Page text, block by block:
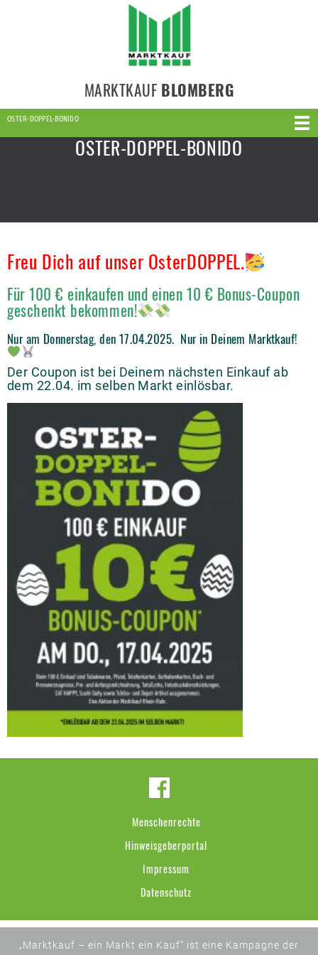
MARKTKAUF BLOMBERG
OSTER-DOPPEL-BONIDO
OSTER-DOPPEL-BONIDO
Freu Dich auf unser OsterDOPPEL.
Für 100 € einkaufen und einen 10 € Bonus-Coupon
geschenkt bekommen!
Nur am Donnerstag, den 17.04.2025. Nur in Deinem Marktkauf!
Der Coupon ist bei Deinem nächsten Einkauf ab
dem 22.04. im selben Markt einlösbar.
Menschenrechte
Hinweisgeberportal
Impressum
Datenschutz
„Marktkauf – ein Markt ein Kauf“ ist eine Kampagne der